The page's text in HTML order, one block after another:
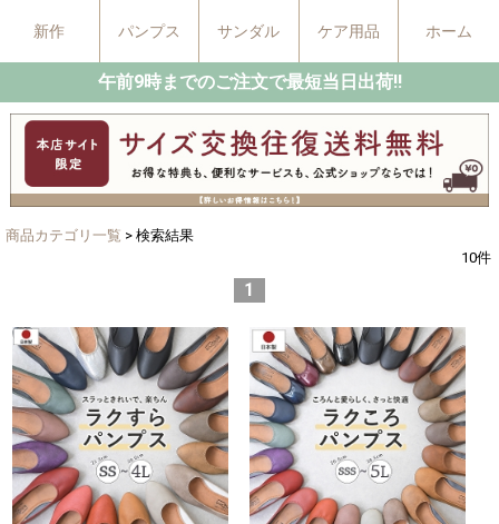
新作 パンプス サンダル ケア用品 ホーム
午前9時までのご注文で最短当日出荷!!
商品カテゴリ一覧 > 検索結果
10件
1